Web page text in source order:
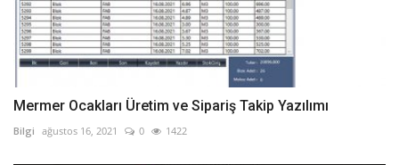
Mermer Ocakları Üretim ve Sipariş Takip Yazılımı
Bilgi ağustos 16, 2021 0 1422